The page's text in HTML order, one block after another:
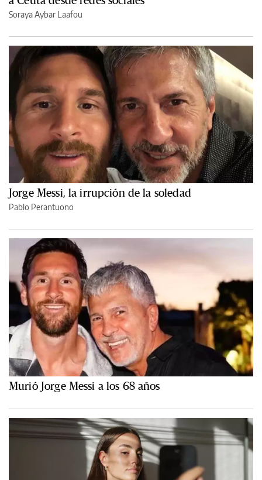
Soraya Aybar Laafou
Jorge Messi, la irrupción de la soledad
Pablo Perantuono
Murió Jorge Messi a los 68 años